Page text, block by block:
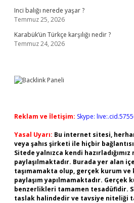
Inci balığı nerede yaşar ?
Temmuz 25, 2026
Karabük’ün Türkçe karşılığı nedir ?
Temmuz 24, 2026
Reklam ve İletişim: Skype:
Yasal Uyarı: Bu internet sitesi,
veya şahıs şirketi ile hiçbir
Sitede yalnızca kendi
paylaşılmaktadır. Burada yer alan
taşımamakta olup, gerçek kurum ve
paylaşım yapılmamaktadır. Gerçek
benzerlikleri tamamen tesadüfidir.
taslak halindedir ve tavsiye niteliği